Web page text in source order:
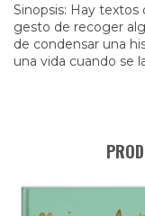
Sinopsis: Hay
gesto de recoger
de condensar una
una vida cuando se